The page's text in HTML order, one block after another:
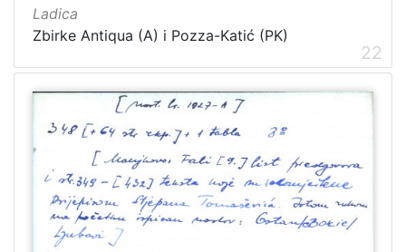
Ladica
Zbirke Antiqua (A) i Pozza-Katić (PK)
22